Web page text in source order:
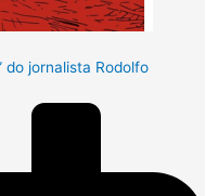
do jornalista Rodolfo